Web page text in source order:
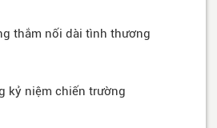
thắm nối dài tình thương
kỷ niệm chiến trường